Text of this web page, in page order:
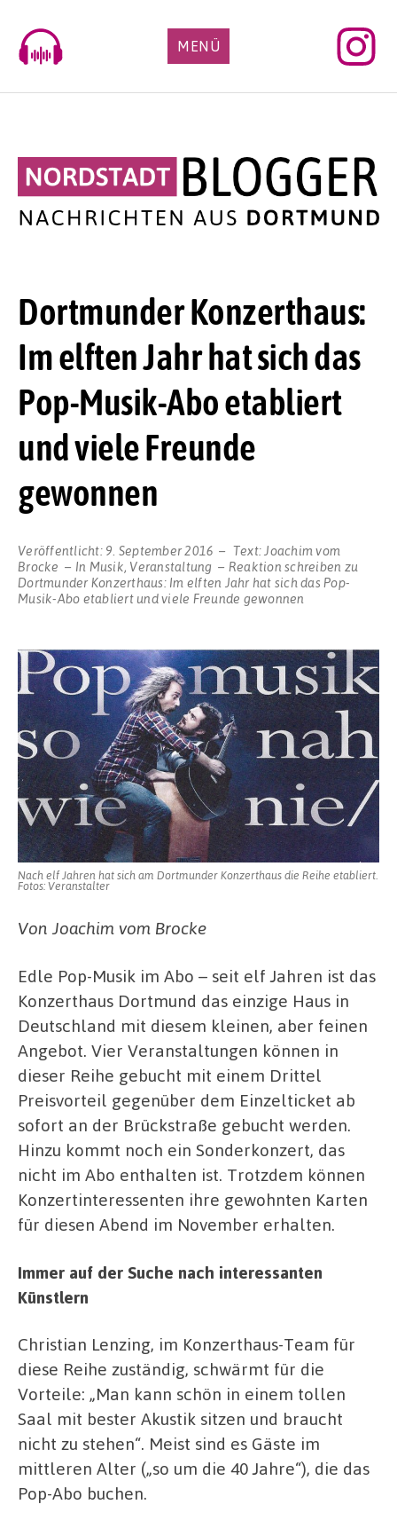
content
MENÜ
Dortmunder Konzerthaus:
Im elften Jahr hat sich das
Pop-Musik-Abo etabliert
und viele Freunde
gewonnen
Veröffentlicht: 9. September 2016 Text: Joachim vom
Brocke
In Musik, Veranstaltung Reaktion schreiben zu
Dortmunder Konzerthaus: Im elften Jahr hat sich das Pop-
Musik-Abo etabliert und viele Freunde gewonnen
Nach elf Jahren hat sich am Dortmunder Konzerthaus die Reihe etabliert.
Fotos: Veranstalter
Von Joachim vom Brocke
Edle Pop-Musik im Abo – seit elf Jahren ist das
Konzerthaus Dortmund das einzige Haus in
Deutschland mit diesem kleinen, aber feinen
Angebot. Vier Veranstaltungen können in
dieser Reihe gebucht mit einem Drittel
Preisvorteil gegenüber dem Einzelticket ab
sofort an der Brückstraße gebucht werden.
Hinzu kommt noch ein Sonderkonzert, das
nicht im Abo enthalten ist. Trotzdem können
Konzertinteressenten ihre gewohnten Karten
für diesen Abend im November erhalten.
Immer auf der Suche nach interessanten
Künstlern
Christian Lenzing, im Konzerthaus-Team für
diese Reihe zuständig, schwärmt für die
Vorteile: „Man kann schön in einem tollen
Saal mit bester Akustik sitzen und braucht
nicht zu stehen“. Meist sind es Gäste im
mittleren Alter („so um die 40 Jahre“), die das
Pop-Abo buchen.